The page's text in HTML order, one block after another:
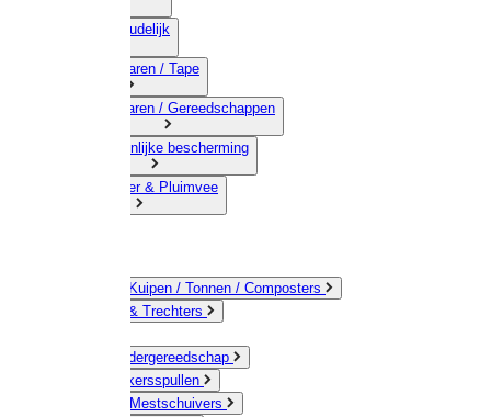
08) Huishoudelijk
09) Touwwaren / Tape
10) IJzerwaren / Gereedschappen
11) Persoonlijke bescherming
12) Kleindier & Pluimvee
Emmers / Kuipen / Tonnen / Composters
Jerrycans & Trechters
Hand-/ Kindergereedschap
Stratenmakersspullen
Sneeuw- / Mestschuivers